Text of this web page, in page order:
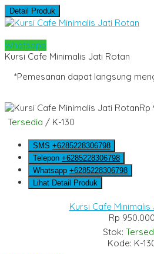
Detail Produk
Whatsapp
Kursi Cafe Minimalis Jati Rotan
*Pemesanan dapat langsung
Rp
Tersedia / K-130
SMS +6285228306798
Telepon +6285228306798
Whatsapp +6285228306798
Lihat Detail Produk
Kursi Cafe
Rp 950.000
Stok:
Kode: K-